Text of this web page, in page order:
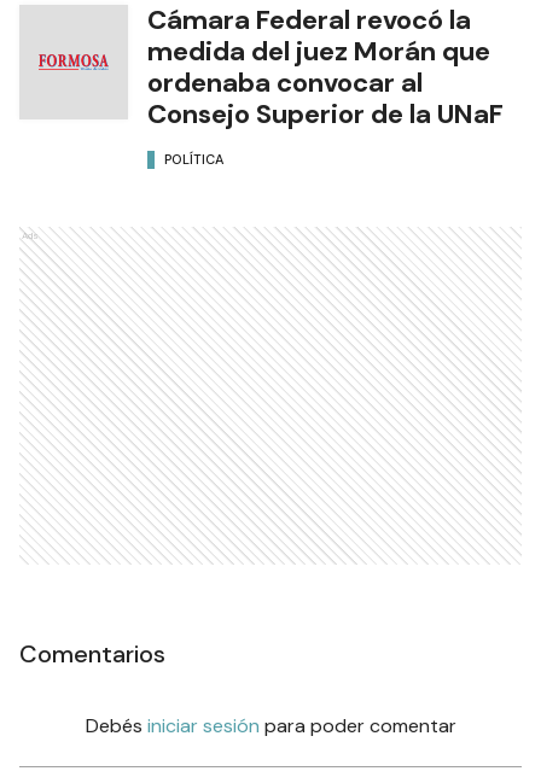
Cámara Federal revocó la
medida del juez Morán que
ordenaba convocar al
Consejo Superior de la UNaF
POLÍTICA
Ads
Comentarios
Debés iniciar sesión para poder comentar